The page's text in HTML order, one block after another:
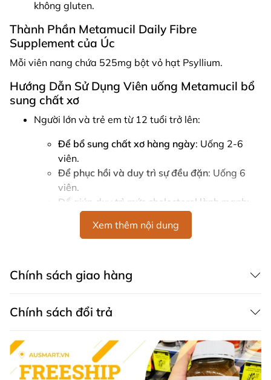
không gluten.
Thành Phần Metamucil Daily Fibre
Supplement của Úc
Mỗi viên nang chứa 525mg bột vỏ hạt Psyllium.
Hướng Dẫn Sử Dụng Viên uống Metamucil bổ
sung chất xơ
Người lớn và trẻ em từ 12 tuổi trở lên:
Để bổ sung chất xơ hàng ngày: Uống 2-6
viên.
Để phục hồi và duy trì sự đều đặn: Uống 6
viên.
Để giúp duy trì mức cholesterol lành mạnh:
Uống 6 viên ba lần mỗi ngày.
Trẻ em từ 6-11 tuổi: Cân nhắc sử dụng dạng bột
Mỗi liều dùng cần uống kèm với một ly nước
250ml. Nên uống đủ nước hàng ngày.
Lời Khuyên
và có thể tăng dần lên 3 liều mỗi ngày nếu cần.
Không dùng cho trẻ em dưới 12 tuổi.
Xem thêm nội dung
Chính sách giao hàng
Chính sách đổi trả